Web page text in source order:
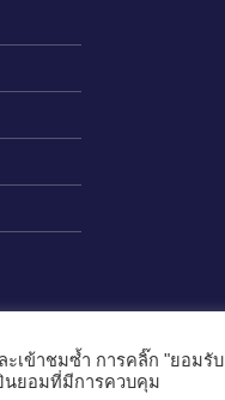
rights reserved.
ะเข้าชมซ้ำ การคลิ๊ก "ยอมรับ
นยอมที่มีการควบคุม